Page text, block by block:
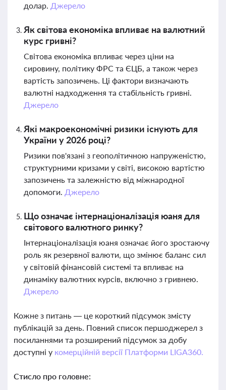
долар. Джерело
Як світова економіка впливає на валютний
курс гривні?
Світова економіка впливає через ціни на
сировину, політику ФРС та ЄЦБ, а також через
вартість запозичень. Ці фактори визначають
валютні надходження та стабільність гривні.
Джерело
Які макроекономічні ризики існують для
України у 2026 році?
Ризики пов'язані з геополітичною напруженістю,
структурними кризами у світі, високою вартістю
запозичень та залежністю від міжнародної
допомоги. Джерело
Що означає інтернаціоналізація юаня для
світового валютного ринку?
Інтернаціоналізація юаня означає його зростаючу
роль як резервної валюти, що змінює баланс сил
у світовій фінансовій системі та впливає на
динаміку валютних курсів, включно з гривнею.
Джерело
Кожне з питань — це короткий підсумок змісту
публікацій за день. Повний список першоджерел з
посиланнями та розширений підсумок за добу
доступні у комерційній версії Платформи LIGA360.
Стисло про головне: